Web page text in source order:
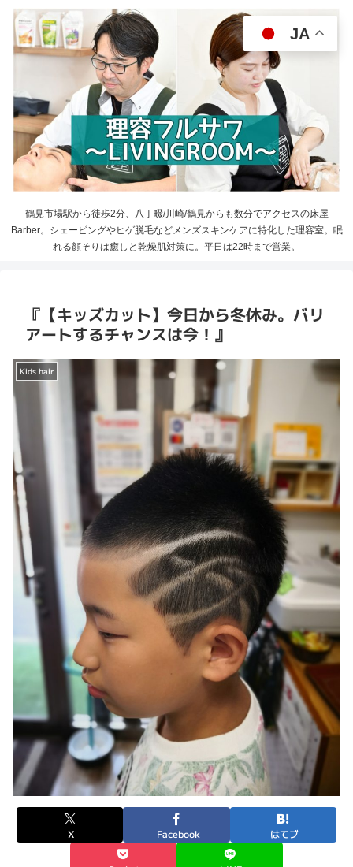
鶴見市場駅から徒歩2分、八丁畷/川崎/鶴見からも数分でアクセスの床屋
Barber。シェービングやヒゲ脱毛などメンズスキンケアに特化した理容室。眠
れる顔そりは癒しと乾燥肌対策に。平日は22時まで営業。
『【キッズカット】今日から冬休み。バリ
アートするチャンスは今！』
Kids hair
X Facebook はてブ
JA